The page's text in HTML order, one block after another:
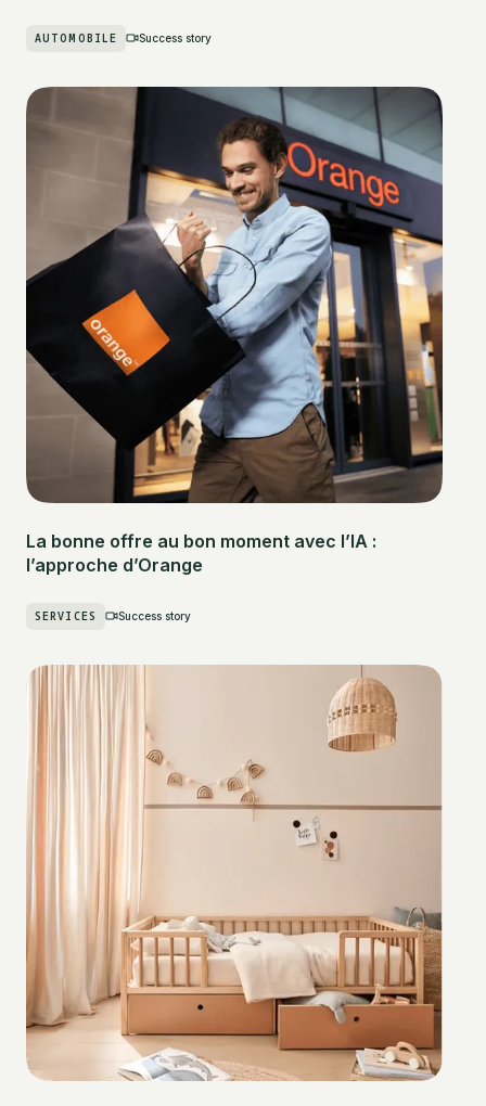
AUTOMOBILE Success story
La bonne offre au bon moment avec l’IA :
l’approche d’Orange
SERVICES Success story